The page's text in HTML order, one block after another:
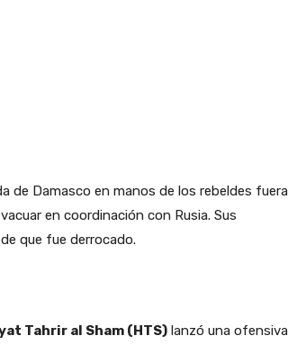
de Damasco en manos de los rebeldes fuera
en coordinación con Rusia. Sus
que fue derrocado.
Tahrir al Sham (HTS) lanzó una ofensiva